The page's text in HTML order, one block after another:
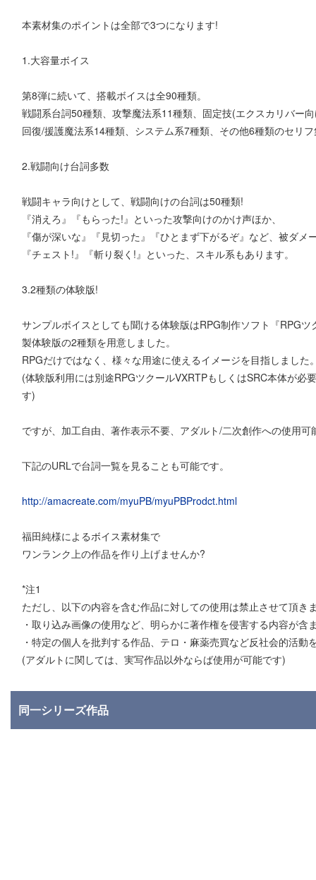
本素材集のポイントは全部で3つになります!
1.大容量ボイス
第8弾に続いて、搭載ボイスは全90種類。
戦闘系台詞50種類、攻撃魔法系11種類、固定技(エクスカリバー
回復/援護魔法系14種類、システム系7種類、その他6種類のセリ
2.戦闘向け台詞多数
戦闘キャラ向けとして、戦闘向けの台詞は50種類!
『消えろ』『もらった!』といった攻撃向けのかけ声ほか、
『傷が深いな』『見切った』『ひとまず下がるぞ』など、被ダ
『チェスト!』『斬り裂く!』といった、スキル系もあります。
3.2種類の体験版!
サンプルボイスとしても聞ける体験版はRPG制作ソフト『RPG
製体験版の2種類を用意しました。
RPGだけではなく、様々な用途に使えるイメージを目指しました
(体験版利用には別途RPGツクールVXRTPもしくはSRC本体が必
す)
ですが、加工自由、著作表示不要、アダルト/二次創作への使用
下記のURLで台詞一覧を見ることも可能です。
http://amacreate.com/myuPB/myuPBProdct.html
福田純様によるボイス素材集で
ワンランク上の作品を作り上げませんか?
*注1
ただし、以下の内容を含む作品に対しての使用は禁止させて頂き
・取り込み画像の使用など、明らかに著作権を侵害する内容が
・特定の個人を批判する作品、テロ・麻薬売買など反社会的活動
(アダルトに関しては、実写作品以外ならば使用が可能です)
同一シリーズ作品